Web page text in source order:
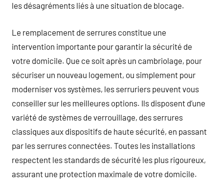
les désagréments liés à une situation de blocage.
Le remplacement de serrures constitue une
intervention importante pour garantir la sécurité de
votre domicile. Que ce soit après un cambriolage, pour
sécuriser un nouveau logement, ou simplement pour
moderniser vos systèmes, les serruriers peuvent vous
conseiller sur les meilleures options. Ils disposent d’une
variété de systèmes de verrouillage, des serrures
classiques aux dispositifs de haute sécurité, en passant
par les serrures connectées. Toutes les installations
respectent les standards de sécurité les plus rigoureux,
assurant une protection maximale de votre domicile.